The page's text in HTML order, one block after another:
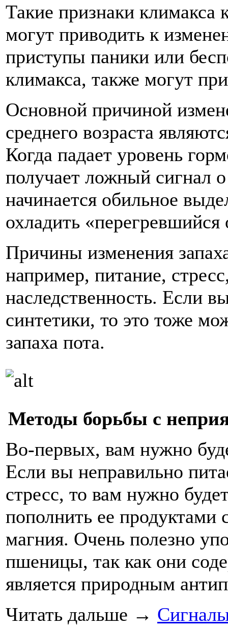
Такие признаки
могут приводить к
приступы паники или
климакса, также могут
Основной причиной
среднего возраста
Когда падает уровень
получает ложный сигнал
начинается обильное
охладить «перегревшийся
Причины изменения
например, питание,
наследственность. Если
синтетики, то это тоже
запаха пота.
Методы борьбы с
Во-первых, вам нужно
Если вы неправильно
стресс, то вам нужно
пополнить ее
магния. Очень полезно
пшеницы, так как они
является природным
Читать дальше →